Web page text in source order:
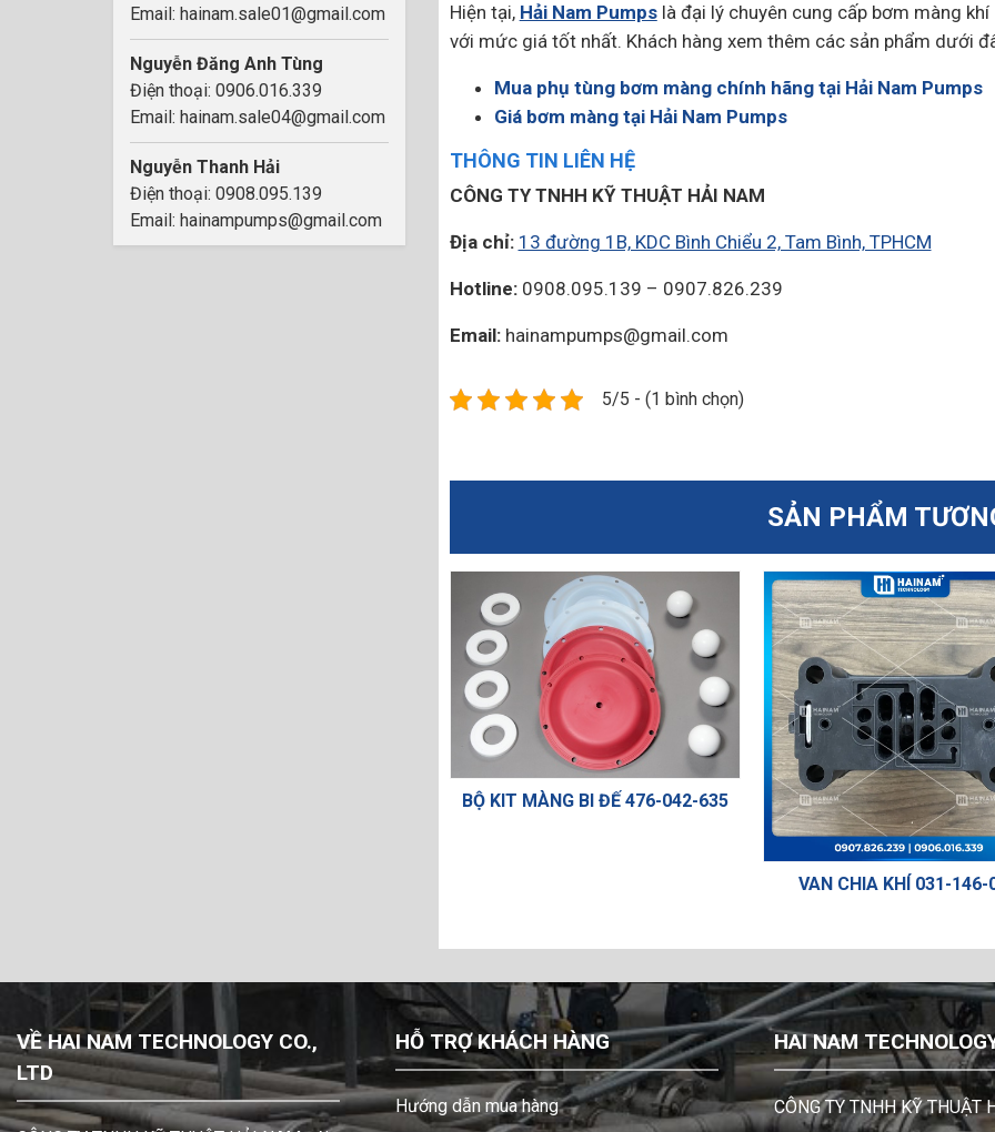
Email: hainam.sale01@gmail.com
Nguyễn Đăng Anh Tùng
Điện thoại: 0906.016.339
Email: hainam.sale04@gmail.com
Nguyễn Thanh Hải
Điện thoại: 0908.095.139
Email: hainampumps@gmail.com
Hiện tại, Hải Nam Pumps là đại lý chuyên cung cấp bơm màng
với mức giá tốt nhất. Khách hàng xem thêm các sản phẩm dưới
Mua phụ tùng bơm màng chính hãng tại Hải Nam Pumps
Giá bơm màng tại Hải Nam Pumps
THÔNG TIN LIÊN HỆ
CÔNG TY TNHH KỸ THUẬT HẢI NAM
Địa chỉ: 13 đường 1B, KDC Bình Chiểu 2, Tam Bình, TPHCM
Hotline:0908.095.139 – 0907.826.239
Email:hainampumps@gmail.com
5/5 - (1 bình chọn)
SẢN PHẨM
BỘ KIT MÀNG BI ĐẾ 476-042-635
VAN CHIA KHÍ 031-146-
VỀ HAI NAM TECHNOLOGY CO.,
LTD
HỖ TRỢ KHÁCH HÀNG
Hướng dẫn mua hàng
HAI NAM
CÔNG TY TNHH KỸ THUẬT